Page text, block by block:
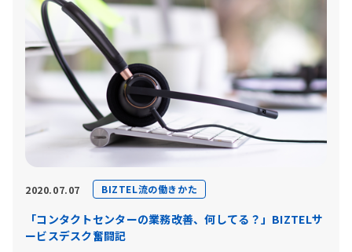
2020.07.07 BIZTEL流の働きかた
「コンタクトセンターの業務改善、何してる？」BIZTELサ
ービスデスク奮闘記